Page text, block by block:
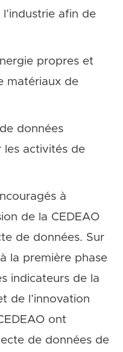
afin de
propres et
matériaux de
données
les activités de
à
de la CEDEAO
de données. Sur
la première phase
indicateurs de la
de l’innovation
ont
de données de